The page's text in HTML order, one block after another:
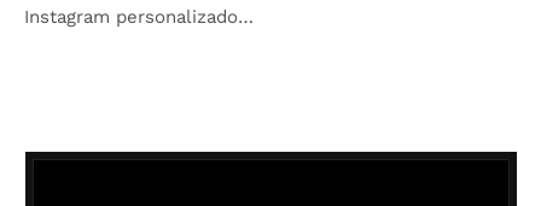
Instagram personalizado…